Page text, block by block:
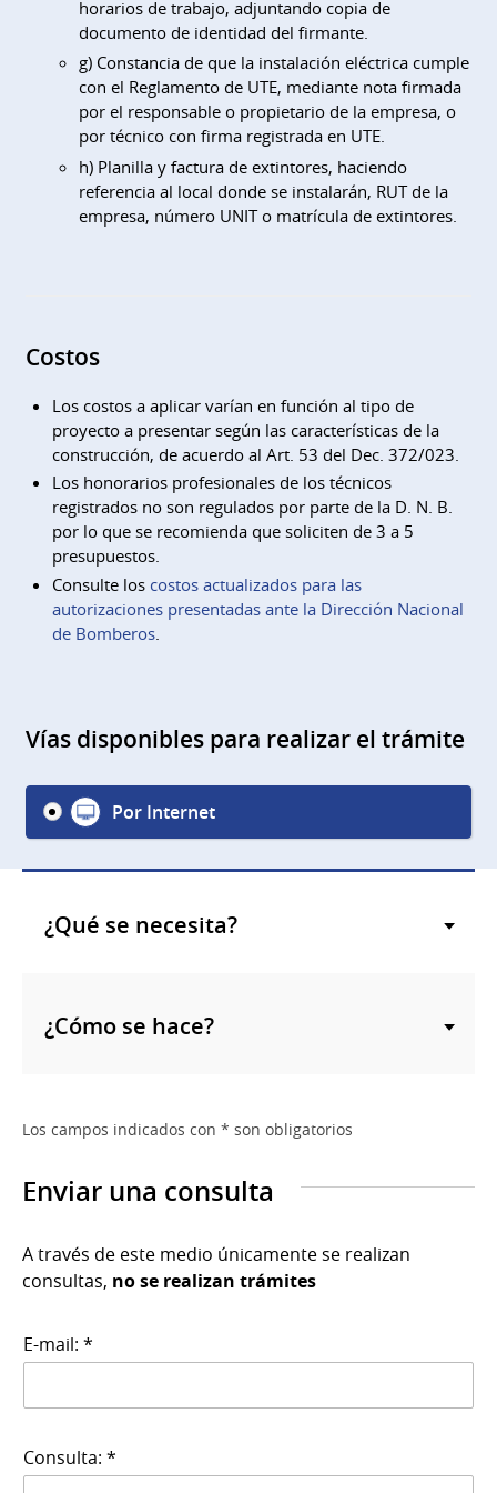
horarios de trabajo, adjuntando copia de
documento de identidad del firmante.
g) Constancia de que la instalación eléctrica cumple
con el Reglamento de UTE, mediante nota firmada
por el responsable o propietario de la empresa, o
por técnico con firma registrada en UTE.
h) Planilla y factura de extintores, haciendo
referencia al local donde se instalarán, RUT de la
empresa, número UNIT o matrícula de extintores.
Costos
Los costos a aplicar varían en función al tipo de
proyecto a presentar según las características de la
construcción, de acuerdo al Art. 53 del Dec. 372/023.
Los honorarios profesionales de los técnicos
registrados no son regulados por parte de la D. N. B.
por lo que se recomienda que soliciten de 3 a 5
presupuestos.
Consulte los costos actualizados para las
autorizaciones presentadas ante la Dirección Nacional
de Bomberos.
Vías disponibles para realizar el trámite
Por Internet
¿Qué se necesita?
¿Cómo se hace?
Los campos indicados con * son obligatorios
Enviar una consulta
A través de este medio únicamente se realizan
consultas, no se realizan trámites
E-mail: *
Consulta: *